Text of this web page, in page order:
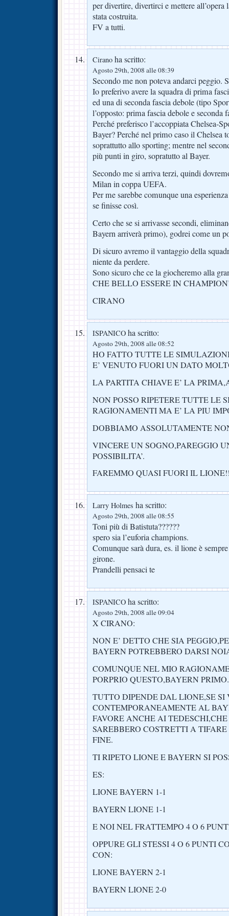
per divertire, divertirci e mettere all’opera
stata costruita.
FV a tutti.
Cirano ha scritto:
Agosto 29th, 2008 alle 08:39
Secondo me non poteva andarci peggio.
Io preferivo avere la squadra di prima
ed una di seconda fascia debole (tipo
l’opposto: prima fascia debole e seconda
Perché preferisco l’accoppiata Chelsea-
Bayer? Perché nel primo caso il Chelsea
soprattutto allo sporting; mentre nel
più punti in giro, sopratutto al Bayer.
Secondo me si arriva terzi, quindi
Milan in coppa UEFA.
Per me sarebbe comunque una
se finisse così.
Certo che se si arrivasse secondi,
Bayern arriverà primo), godrei come un
Di sicuro avremo il vantaggio della
niente da perdere.
Sono sicuro che ce la giocheremo alla
CHE BELLO ESSERE IN
CIRANO
ISPANICO ha scritto:
Agosto 29th, 2008 alle 08:52
HO FATTO TUTTE LE
E’ VENUTO FUORI UN DATO
LA PARTITA CHIAVE E’ LA
NON POSSO RIPETERE TUTTE LE
RAGIONAMENTI MA E’ LA PIU
DOBBIAMO ASSOLUTAMENTE
VINCERE UN SOGNO,PAREGGIO
POSSIBILITA’.
FAREMMO QUASI FUORI IL
Larry Holmes ha scritto:
Agosto 29th, 2008 alle 08:55
Toni più di Batistuta??????
spero sia l’euforia champions.
Comunque sarà dura, es. il lione è
girone.
Prandelli pensaci te
ISPANICO ha scritto:
Agosto 29th, 2008 alle 09:04
X CIRANO:
NON E’ DETTO CHE SIA
BAYERN POTREBBERO DARSI
COMUNQUE NEL MIO
PORPRIO QUESTO,BAYERN PRIMO.
TUTTO DIPENDE DAL LIONE,SE SI
CONTEMPORANEAMENTE AL
FAVORE ANCHE AI
SAREBBERO COSTRETTI A
FINE.
TI RIPETO LIONE E BAYERN SI
ES:
LIONE BAYERN 1-1
BAYERN LIONE 1-1
E NOI NEL FRATTEMPO 4 O 6
OPPURE GLI STESSI 4 O 6 PUNTI
CON:
LIONE BAYERN 2-1
BAYERN LIONE 2-0